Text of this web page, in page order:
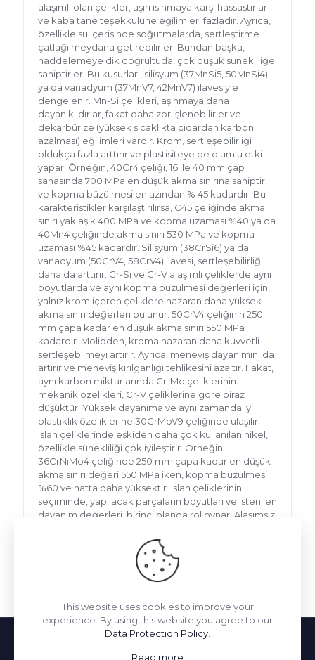
alaşımlı olan çelikler, aşırı ısınmaya karşı hassastırlar
ve kaba tane teşekkülüne eğilimleri fazladır. Ayrıca,
özellikle su içerisinde soğutmalarda, sertleştirme
çatlağı meydana getirebilirler. Bundan başka,
haddelemeye dik doğrultuda, çok düşük sünekliliğe
sahiptirler. Bu kusurları, silisyum (37MnSi5, 50MnSi4)
ya da vanadyum (37MnV7, 42MnV7) ilavesiyle
dengelenir. Mn-Si çelikleri, aşınmaya daha
dayanıklıdırlar, fakat daha zor işlenebilirler ve
dekarbürize (yüksek sıcaklıkta cidardan karbon
azalması) eğilimleri vardır. Krom, sertleşebilirliği
oldukça fazla arttırır ve plastisiteye de olumlu etki
yapar. Örneğin, 40Cr4 çeliği, 16 ile 40 mm çap
sahasında 700 MPa en düşük akma sınırına sahiptir
ve kopma büzülmesi en azından % 45 kadardır. Bu
karakteristikler karşılaştırılırsa, C45 çeliğinde akma
sınırı yaklaşık 400 MPa ve kopma uzaması %40 ya da
40Mn4 çeliğinde akma sınırı 530 MPa ve kopma
uzaması %45 kadardır. Silisyum (38CrSi6) ya da
vanadyum (50CrV4, 58CrV4) ilavesi, sertleşebilirliği
daha da arttırır. Cr-Si ve Cr-V alaşımlı çeliklerde aynı
boyutlarda ve aynı kopma büzülmesi değerleri için,
yalnız krom içeren çeliklere nazaran daha yüksek
akma sınırı değerleri bulunur. 50CrV4 çeliğinin 250
mm çapa kadar en düşük akma sınırı 550 MPa
kadardır. Molibden, kroma nazaran daha kuvvetli
sertleşebilmeyi artırır. Ayrıca, meneviş dayanımını da
artırır ve meneviş kırılganlığı tehlikesini azaltır. Fakat,
aynı karbon miktarlarında Cr-Mo çeliklerinin
mekanik özelikleri, Cr-V çeliklerine göre biraz
düşüktür. Yüksek dayanıma ve aynı zamanda iyi
plastiklik özeliklerine 30CrMoV9 çeliğinde ulaşılır.
Islah çeliklerinde eskiden daha çok kullanılan nikel,
özellikle sünekliliği çok iyileştirir. Örneğin,
36CrNiMo4 çeliğinde 250 mm çapa kadar en düşük
akma sınırı değeri 550 MPa iken, kopma büzülmesi
%60 ve hatta daha yüksektir. lslah çeliklerinin
seçiminde, yapılacak parçaların boyutları ve istenilen
dayanım değerleri, birinci planda rol oynar. Alaşımsız
sertleşebilirlik sağlarlar, kalın kesitlerde ise mutlaka
alaşımlı çelik kullanılması, hem sertlik dağılımının
homojene yakın sağlanması ve hem de belirli
dayanım değerlerine ulaşılması için zorunludur.
This website uses cookies to improve your
experience. By using this website you agree to our
Data Protection Policy
Read more